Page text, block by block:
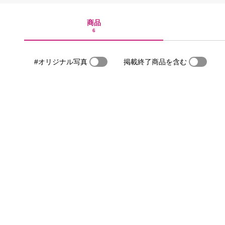
商品
6
#オリジナル写真 掲載終了商品を含む